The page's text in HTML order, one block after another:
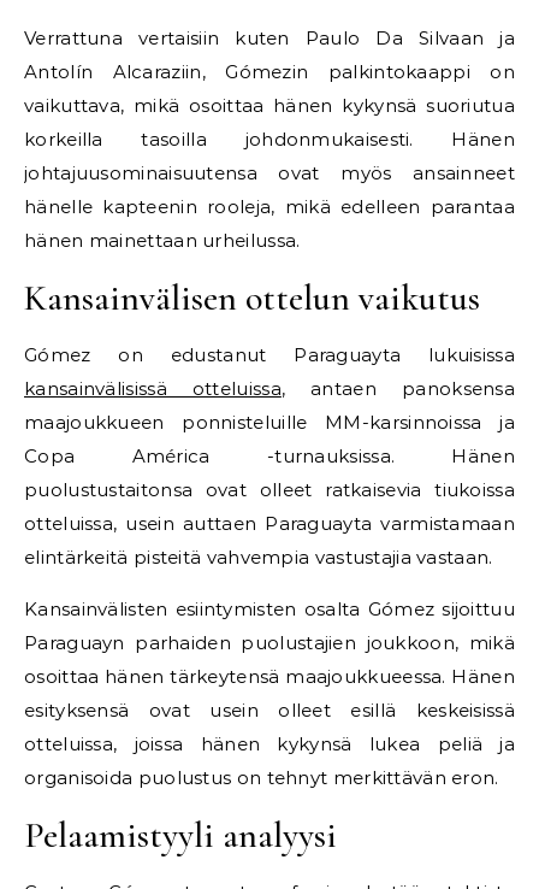
Verrattuna vertaisiin kuten Paulo Da Silvaan ja
Antolín Alcaraziin, Gómezin palkintokaappi on
vaikuttava, mikä osoittaa hänen kykynsä suoriutua
korkeilla tasoilla johdonmukaisesti. Hänen
johtajuusominaisuutensa ovat myös ansainneet
hänelle kapteenin rooleja, mikä edelleen parantaa
hänen mainettaan urheilussa.
Kansainvälisen ottelun vaikutus
Gómez on edustanut Paraguayta lukuisissa
kansainvälisissä otteluissa, antaen panoksensa
maajoukkueen ponnisteluille MM-karsinnoissa ja
Copa América -turnauksissa. Hänen
puolustustaitonsa ovat olleet ratkaisevia tiukoissa
otteluissa, usein auttaen Paraguayta varmistamaan
elintärkeitä pisteitä vahvempia vastustajia vastaan.
Kansainvälisten esiintymisten osalta Gómez sijoittuu
Paraguayn parhaiden puolustajien joukkoon, mikä
osoittaa hänen tärkeytensä maajoukkueessa. Hänen
esityksensä ovat usein olleet esillä keskeisissä
otteluissa, joissa hänen kykynsä lukea peliä ja
organisoida puolustus on tehnyt merkittävän eron.
Pelaamistyyli analyysi